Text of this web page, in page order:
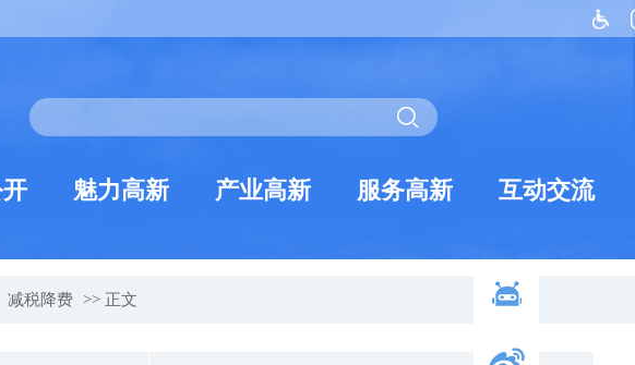
魅力高新 产业高新 服务高新 互动交流
减税降费 >> 正文